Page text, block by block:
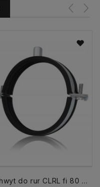
Uchwyt do rur CLRL fi 80 mm obejma z uszczelką